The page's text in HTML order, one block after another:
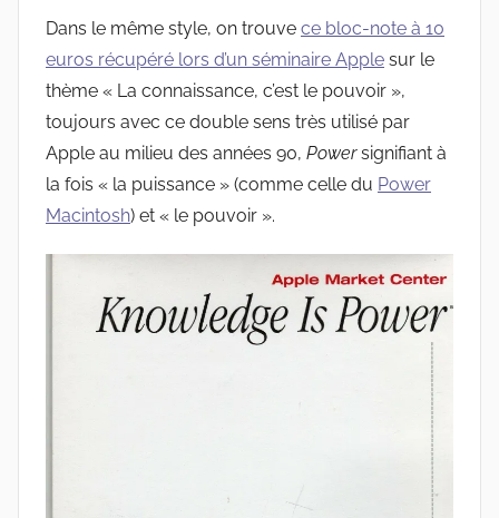
Dans le même style, on trouve ce bloc-note à 10
euros récupéré lors d’un séminaire Apple sur le
thème « La connaissance, c’est le pouvoir »,
toujours avec ce double sens très utilisé par
Apple au milieu des années 90, Powersignifiant à
la fois « la puissance » (comme celle du Power
Macintosh) et « le pouvoir ».